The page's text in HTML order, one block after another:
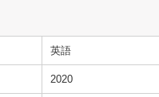
英語
2020